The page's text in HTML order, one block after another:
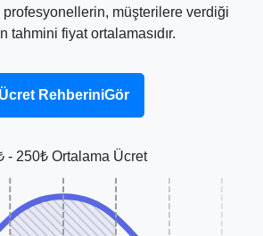
müşterilere verdiği
tahmini fiyat ortalamasıdır.
Ücret RehberiniGör
- 250₺ Ortalama Ücret